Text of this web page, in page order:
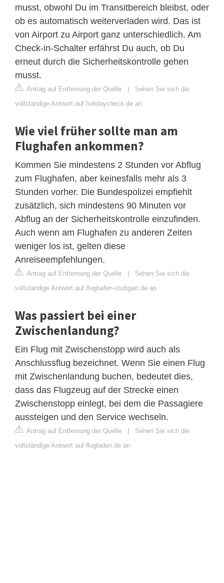
musst, obwohl Du im Transitbereich bleibst, oder
ob es automatisch weiterverladen wird. Das ist
von Airport zu Airport ganz unterschiedlich. Am
Check-in-Schalter erfährst Du auch, ob Du
erneut durch die Sicherheitskontrolle gehen
musst.
Antrag auf Entfernung der Quelle | Sehen Sie sich die
vollständige Antwort auf holidaycheck.de an
Wie viel früher sollte man am
Flughafen ankommen?
Kommen Sie mindestens 2 Stunden vor Abflug
zum Flughafen, aber keinesfalls mehr als 3
Stunden vorher. Die Bundespolizei empfiehlt
zusätzlich, sich mindestens 90 Minuten vor
Abflug an der Sicherheitskontrolle einzufinden.
Auch wenn am Flughafen zu anderen Zeiten
weniger los ist, gelten diese
Anreiseempfehlungen.
Antrag auf Entfernung der Quelle | Sehen Sie sich die
vollständige Antwort auf flughafen-stuttgart.de an
Was passiert bei einer
Zwischenlandung?
Ein Flug mit Zwischenstopp wird auch als
Anschlussflug bezeichnet. Wenn Sie einen Flug
mit Zwischenlandung buchen, bedeutet dies,
dass das Flugzeug auf der Strecke einen
Zwischenstopp einlegt, bei dem die Passagiere
aussteigen und den Service wechseln.
Antrag auf Entfernung der Quelle | Sehen Sie sich die
vollständige Antwort auf flugladen.de an